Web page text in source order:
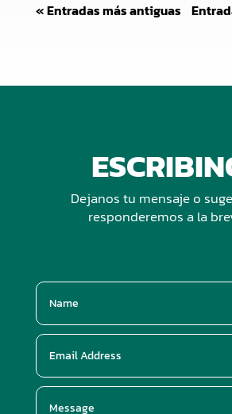
« Entradas más antiguas
Dejanos tu mensaje o
responderemos a la